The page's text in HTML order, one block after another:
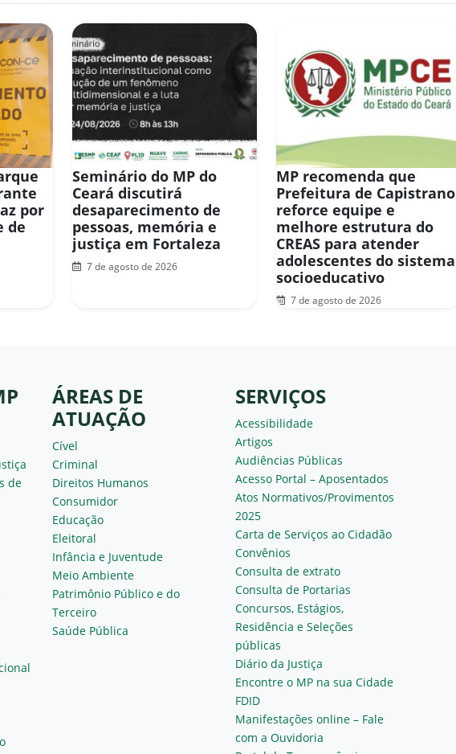
por
de
Seminário do MP do
Ceará discutirá
desaparecimento de
pessoas, memória e
justiça em Fortaleza
7 de agosto de 2026
MP recomenda que
Prefeitura de Capistrano
reforce equipe e
melhore estrutura do
CREAS para atender
adolescentes do sistema
socioeducativo
7 de agosto de 2026
de
ÁREAS DE
ATUAÇÃO
Cível
Criminal
Direitos Humanos
Consumidor
Educação
Eleitoral
Infância e Juventude
Meio Ambiente
Patrimônio Público e do
Terceiro
Saúde Pública
SERVIÇOS
Acessibilidade
Artigos
Audiências Públicas
Acesso Portal – Aposentados
Atos Normativos/Provimentos
2025
Carta de Serviços ao Cidadão
Convênios
Consulta de extrato
Consulta de Portarias
Concursos, Estágios,
Residência e Seleções
públicas
Diário da Justiça
Encontre o MP na sua Cidade
FDID
Manifestações online – Fale
com a Ouvidoria